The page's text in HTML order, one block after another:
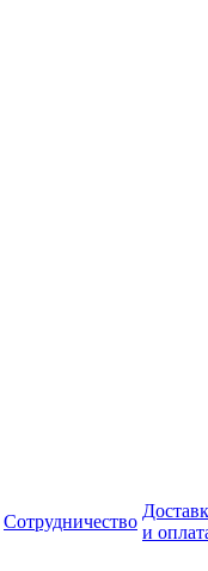
Сотрудничество
и